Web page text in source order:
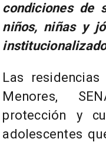
condiciones de
niños, niñas y
Las
Menores,
protección y
adolescentes